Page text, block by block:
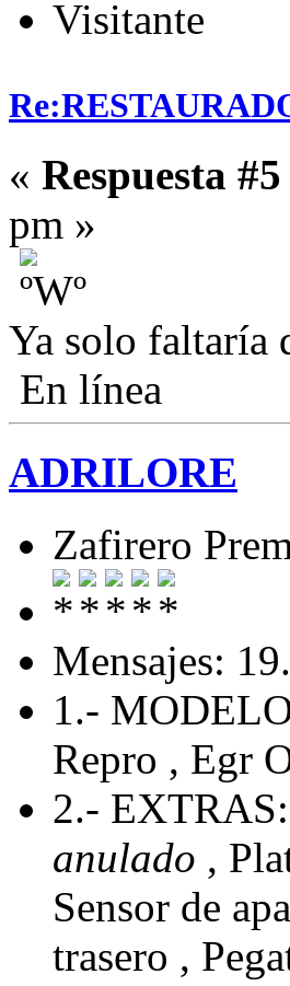
Visitante
« Respuesta
pm »
Ya solo faltaría
En línea
ADRILORE
Zafirero
Mensajes:
1.-
Repro , Egr
2.-
anulado ,
Sensor de
trasero ,